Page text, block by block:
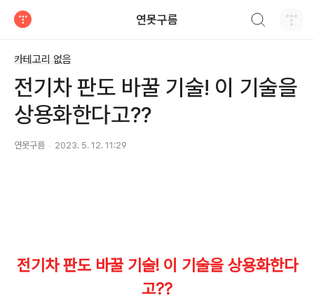
연못구름
카테고리 없음
전기차 판도 바꿀 기술! 이 기술을
상용화한다고??
연못구름 2023. 5. 12. 11:29
전기차 판도 바꿀 기술! 이 기술을 상용화한다
고??